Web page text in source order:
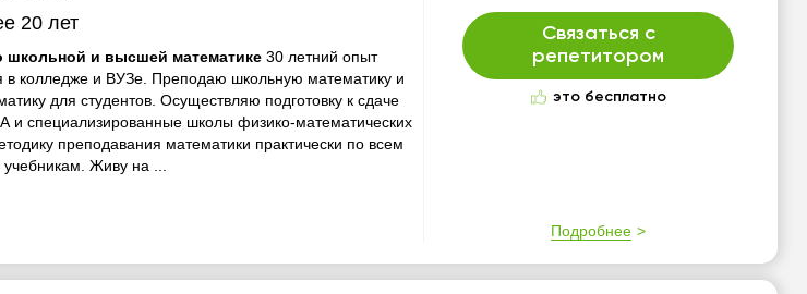
20 лет
школьной и высшей математике 30 летний опыт
в колледже и ВУЗе. Преподаю школьную математику и
для студентов. Осуществляю подготовку к сдаче
специализированные школы физико-математических
преподавания математики практически по всем
Живу на ...
Связаться с
репетитором
это бесплатно
Подробнее